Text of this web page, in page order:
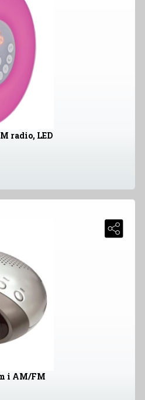
radio, LED
i AM/FM